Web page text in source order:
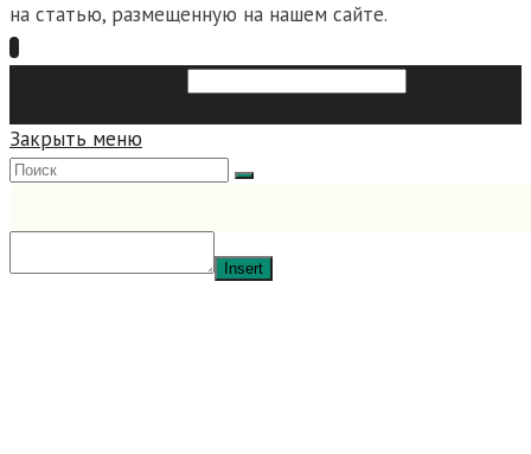
на статью, размещенную на нашем сайте.
Закрыть меню
Insert